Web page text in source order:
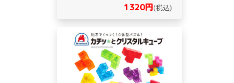
1320円(税込)